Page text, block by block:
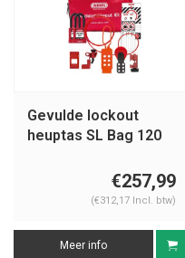
Gevulde lockout
heuptas SL Bag 120
€257,99
(€312,17 Incl. btw)
Meer info